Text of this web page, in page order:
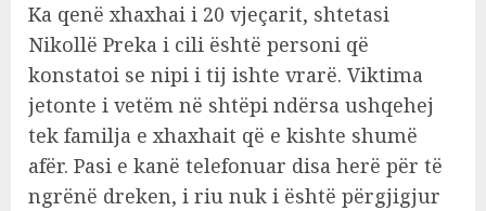
Ka qenë xhaxhai i 20 vjeçarit, shtetasi
Nikollë Preka i cili është personi që
konstatoi se nipi i tij ishte vrarë. Viktima
jetonte i vetëm në shtëpi ndërsa ushqehej
tek familja e xhaxhait që e kishte shumë
afër. Pasi e kanë telefonuar disa herë për të
ngrënë dreken, i riu nuk i është përgjigjur